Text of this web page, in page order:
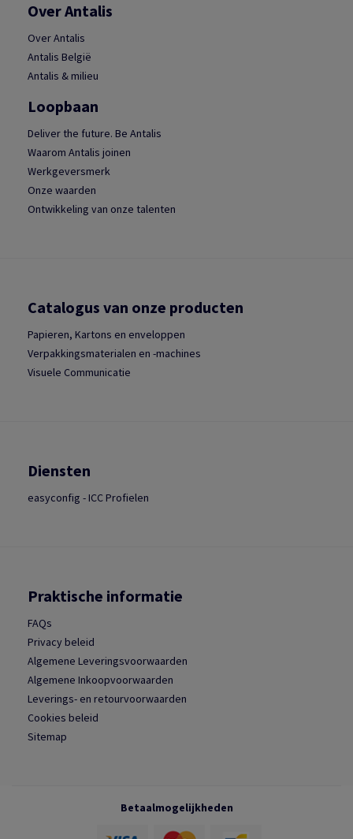
Over Antalis
Over Antalis
Antalis België
Antalis & milieu
Loopbaan
Deliver the future. Be Antalis
Waarom Antalis joinen
Werkgeversmerk
Onze waarden
Ontwikkeling van onze talenten
Catalogus van onze producten
Papieren, Kartons en enveloppen
Verpakkingsmaterialen en -machines
Visuele Communicatie
Diensten
easyconfig - ICC Profielen
Praktische informatie
FAQs
Privacy beleid
Algemene Leveringsvoorwaarden
Algemene Inkoopvoorwaarden
Leverings- en retourvoorwaarden
Cookies beleid
Sitemap
Betaalmogelijkheden